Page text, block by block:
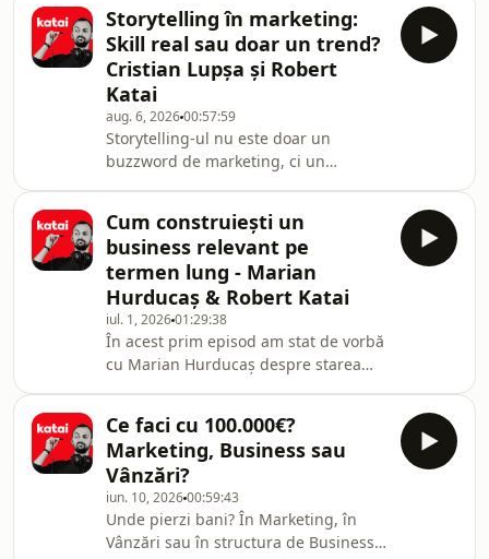
Storytelling în marketing:
Skill real sau doar un trend?
Cristian Lupșa și Robert
Katai
aug. 6, 202600:57:59
Storytelling-ul nu este doar un
buzzword de marketing, ci un
stau de vorbă cu Cristian Lupșa
(fondator DoR și The Power of
Storytelling) despre cum folosim (sau
manipulăm) poveștile în business,
jurnalism și viața personală.0:00-
Intro0:46- De ce toată viața lui se
învârte în jurul poveștilor?4:47- Când
și-a dat seama că storytelling-ul
Cum construiești un
business relevant pe
termen lung - Marian
Hurducaș & Robert Katai
iul. 1, 202601:29:38
În acest prim episod am stat de vorbă
cu Marian Hurducaș despre starea
normalitate” în comunicare.Analizăm
de ce marketingul etic nu este doar o
opțiune morală, ci o strategie de
business profitabilă, și cum poți face
diferența între un personal branding
autentic și „hacks” de social media
Ce faci cu 100.000€?
Marketing, Business sau
Vânzări?
iun. 10, 202600:59:43
Unde pierzi bani? În Marketing, în
Vânzări sau în structura de Business?